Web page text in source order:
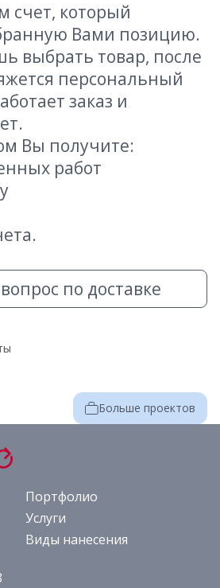
счет, который
Вами позицию.
выбрать товар, после
персональный
заказ и
Вы получите:
работ
по доставке
Больше проектов
Портфолио
Услуги
Виды нанесения